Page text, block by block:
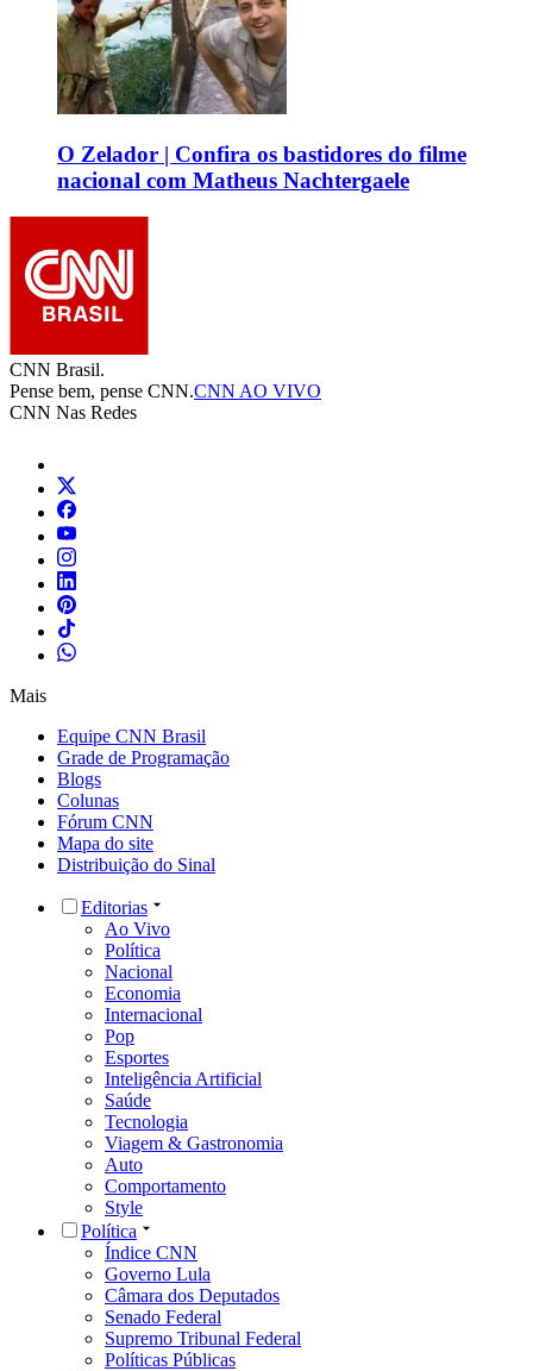
O Zelador | Confira os bastidores do filme
nacional com Matheus Nachtergaele
CNN Brasil.
Pense bem, pense CNN.CNN AO VIVO
CNN Nas Redes
Mais
Equipe CNN Brasil
Grade de Programação
Blogs
Colunas
Fórum CNN
Mapa do site
Distribuição do Sinal
Editorias
Ao Vivo
Política
Nacional
Economia
Internacional
Pop
Esportes
Inteligência Artificial
Saúde
Tecnologia
Viagem & Gastronomia
Auto
Comportamento
Style
Política
Índice CNN
Governo Lula
Câmara dos Deputados
Senado Federal
Supremo Tribunal Federal
Políticas Públicas